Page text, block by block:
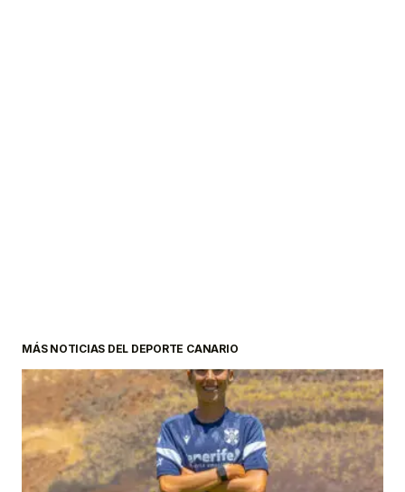
MÁS NOTICIAS DEL DEPORTE CANARIO